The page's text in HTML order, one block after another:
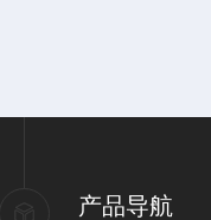
产品导航